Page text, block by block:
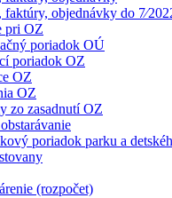
faktúry, objednávky do
pri OZ
poriadok OÚ
poriadok OZ
OZ
OZ
zo zasadnutí OZ
poriadok parku a
(rozpočet)